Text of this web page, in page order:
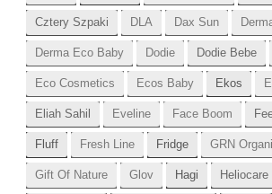
Cztery Szpaki DLA Dax Sun
Derma Eco Baby Dodie Dodie Bebe
Eco Cosmetics Ecos Baby Ekos
Eliah Sahil Eveline Face Boom
Fluff Fresh Line Fridge GRN
Gift Of Nature Glov Hagi Heliocare